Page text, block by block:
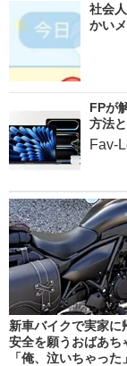
社会
かい
FPが
方法
Fav-
新車バイクで実家
安全を願うおばあ
「俺、泣いちゃっ